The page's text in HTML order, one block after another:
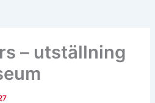
– utställning